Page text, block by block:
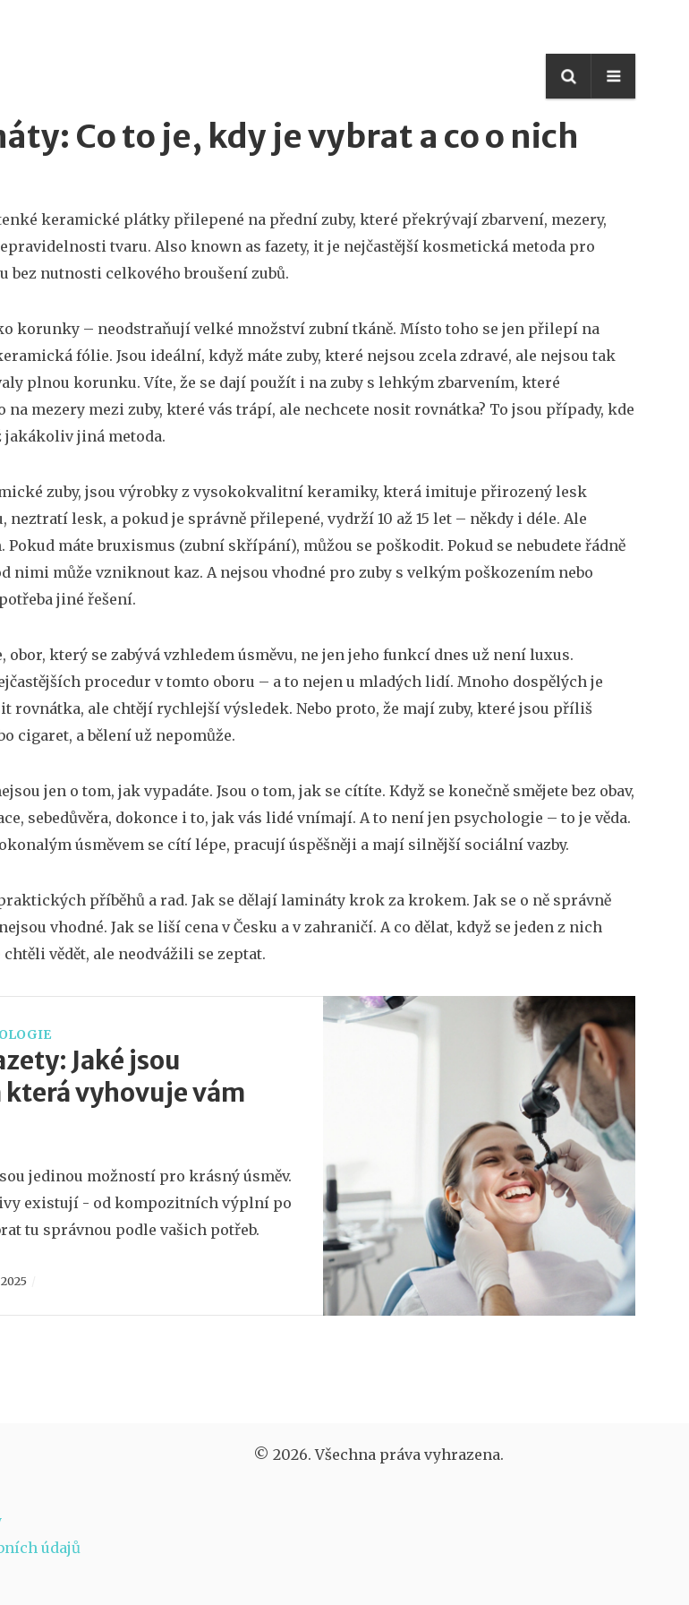
Co to je, kdy je vybrat a co o nich
keramické plátky přilepené na přední zuby, které překrývají zbarvení, mezery,
tvaru. Also known as fazety, it je nejčastější kosmetická metoda pro
bez nutnosti celkového broušení zubů.
korunky – neodstraňují velké množství zubní tkáně. Místo toho se jen přilepí na
fólie. Jsou ideální, když máte zuby, které nejsou zcela zdravé, ale nejsou tak
plnou korunku. Víte, že se dají použít i na zuby s lehkým zbarvením, které
na mezery mezi zuby, které vás trápí, ale nechcete nosit rovnátka? To jsou případy, kde
jiná metoda.
zuby, jsou výrobky z vysokokvalitní keramiky, která imituje přirozený lesk
neztratí lesk, a pokud je správně přilepené, vydrží 10 až 15 let – někdy i déle. Ale
Pokud máte bruxismus (zubní skřípání), můžou se poškodit. Pokud se nebudete řádně
nimi může vzniknout kaz. A nejsou vhodné pro zuby s velkým poškozením nebo
jiné řešení.
, obor, který se zabývá vzhledem úsměvu, ne jen jeho funkcí dnes už není luxus.
procedur v tomto oboru – a to nejen u mladých lidí. Mnoho dospělých je
rovnátka, ale chtějí rychlejší výsledek. Nebo proto, že mají zuby, které jsou příliš
cigaret, a bělení už nepomůže.
jen o tom, jak vypadáte. Jsou o tom, jak se cítíte. Když se konečně smějete bez obav,
sebedůvěra, dokonce i to, jak vás lidé vnímají. A to není jen psychologie – to je věda.
úsměvem se cítí lépe, pracují úspěšněji a mají silnější sociální vazby.
příběhů a rad. Jak se dělají lamináty krok za krokem. Jak se o ně správně
vhodné. Jak se liší cena v Česku a v zahraničí. A co dělat, když se jeden z nich
vědět, ale neodvážili se zeptat.
Jaké jsou
vyhovuje vám
jedinou možností pro krásný úsměv.
existují - od kompozitních výplní po
tu správnou podle vašich potřeb.
údajů
© 2026. Všechna práva vyhrazena.